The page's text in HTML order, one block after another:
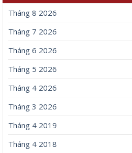
Tháng 8 2026
Tháng 7 2026
Tháng 6 2026
Tháng 5 2026
Tháng 4 2026
Tháng 3 2026
Tháng 4 2019
Tháng 4 2018